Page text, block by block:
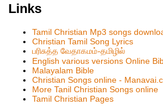
Links
Tamil Christian Mp3 songs
Christian Tamil Song Lyrics
பரிசுத்த வேதாகமம்-தமிழில்
English various versions Online
Malayalam Bible
Christian Songs online -
More Tanil Christian Songs online
Tamil Christian Pages